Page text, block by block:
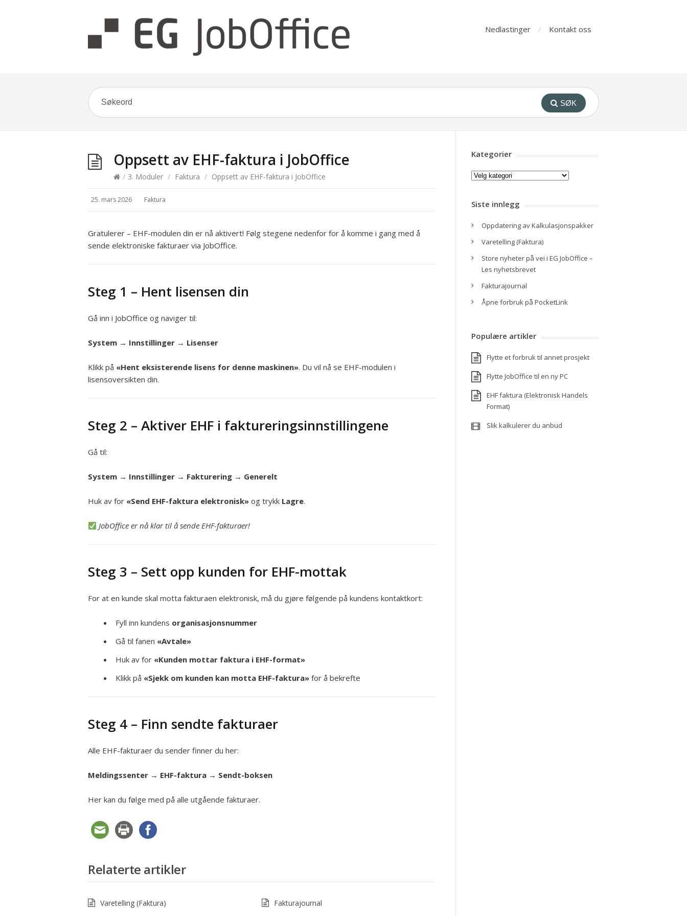
Nedlastinger Kontakt oss
SØK
Oppsett av EHF-faktura i JobOffice
/ 3. Moduler / Faktura / Oppsett av EHF-faktura i JobOffice
25. mars 2026 Faktura
Gratulerer – EHF-modulen din er nå aktivert! Følg stegene nedenfor for å komme i gang med å
sende elektroniske fakturaer via JobOffice.
Steg 1 – Hent lisensen din
Gå inn i JobOffice og naviger til:
System → Innstillinger → Lisenser
Klikk på «Hent eksisterende lisens for denne maskinen». Du vil nå se EHF-modulen i
lisensoversikten din.
Steg 2 – Aktiver EHF i faktureringsinnstillingene
Gå til:
System → Innstillinger → Fakturering → Generelt
Huk av for «Send EHF-faktura elektronisk» og trykk Lagre.
JobOffice er nå klar til å sende EHF-fakturaer!
Steg 3 – Sett opp kunden for EHF-mottak
For at en kunde skal motta fakturaen elektronisk, må du gjøre følgende på kundens kontaktkort:
Fyll inn kundens organisasjonsnummer
Gå til fanen «Avtale»
Huk av for «Kunden mottar faktura i EHF-format»
Klikk på «Sjekk om kunden kan motta EHF-faktura» for å bekrefte
Steg 4 – Finn sendte fakturaer
Alle EHF-fakturaer du sender finner du her:
Meldingssenter → EHF-faktura → Sendt-boksen
Her kan du følge med på alle utgående fakturaer.
Relaterte artikler
Varetelling (Faktura) Fakturajournal
Kategorier
Kategorier
Siste innlegg
Oppdatering av Kalkulasjonspakker
Varetelling (Faktura)
Store nyheter på vei i EG JobOffice –
Les nyhetsbrevet
Fakturajournal
Åpne forbruk på PocketLink
Populære artikler
Flytte et forbruk til annet prosjekt
Flytte JobOffice til en ny PC
EHF faktura (Elektronisk Handels
Format)
Slik kalkulerer du anbud